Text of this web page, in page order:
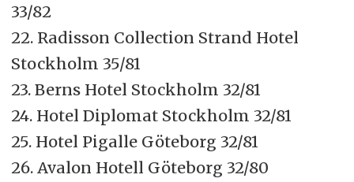
33/82
22. Radisson Collection Strand Hotel
Stockholm 35/81
23. Berns Hotel Stockholm 32/81
24. Hotel Diplomat Stockholm 32/81
25. Hotel Pigalle Göteborg 32/81
26. Avalon Hotell Göteborg 32/80